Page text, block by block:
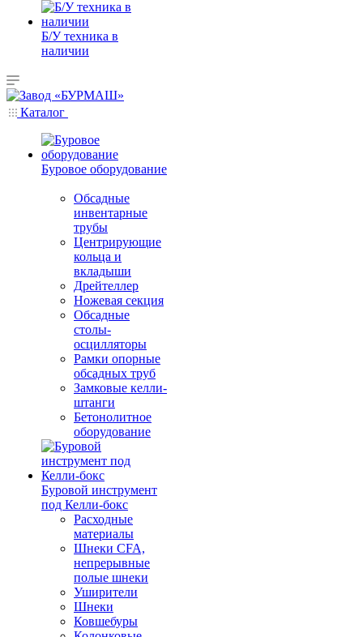
Б/У техника в
наличии
Каталог
Буровое оборудование
Обсадные
инвентарные
трубы
Центрирующие
кольца и
вкладыши
Дрейтеллер
Ножевая секция
Обсадные
столы-
осцилляторы
Рамки опорные
обсадных труб
Замковые келли-
штанги
Бетонолитное
оборудование
Буровой инструмент
под Келли-бокс
Расходные
материалы
Шнеки CFA,
непрерывные
полые шнеки
Уширители
Шнеки
Ковшебуры